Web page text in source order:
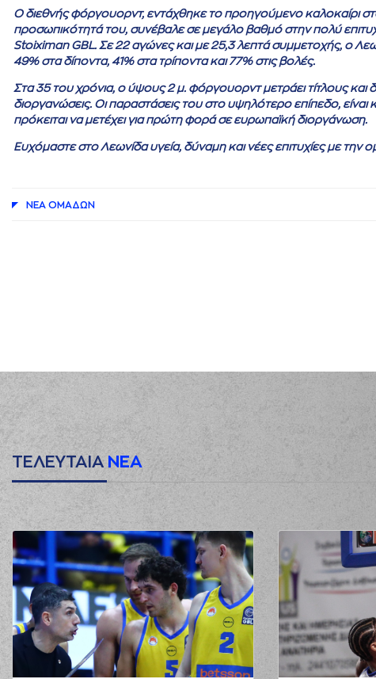
Ο διεθνής φόργουορντ, εντάχθηκε το προηγούμενο καλοκαίρι
προσωπικότητά του, συνέβαλε σε μεγάλο βαθμό στην πολύ
Stoiximan GBL. Σε 22 αγώνες και με 25,3 λεπτά συμμετοχής, ο
49% στα δίποντα, 41% στα τρίποντα και 77% στις βολές.
Στα 35 του χρόνια, ο ύψους 2 μ. φόργουορντ μετράει τίτλους και
διοργανώσεις. Οι παραστάσεις του στο υψηλότερο επίπεδο,
πρόκειται να μετέχει για πρώτη φορά σε ευρωπαϊκή διοργάνωση.
Ευχόμαστε στο Λεωνίδα υγεία, δύναμη και νέες επιτυχίες με την
ΝΕA ΟΜAΔΩΝ
ΤΕΛΕΥΤΑΙΑ ΝΕΑ